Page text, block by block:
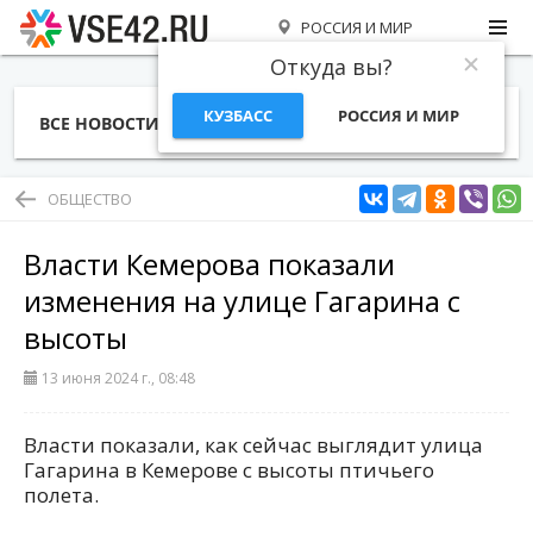
РОССИЯ И МИР
Откуда вы?
КУЗБАСС РОССИЯ И МИР
ВСЕ НОВОСТИ СТАТЬИ ТЕМЫ ФОТО
ОБЩЕСТВО
Власти Кемерова показали
изменения на улице Гагарина с
высоты
13 июня 2024 г., 08:48
Власти показали, как сейчас выглядит улица
Гагарина в Кемерове с высоты птичьего
полета.